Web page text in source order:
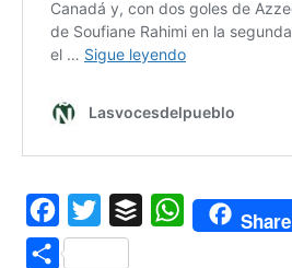
Facebook
Twitter Buffer WhatsAppShare
Compartir